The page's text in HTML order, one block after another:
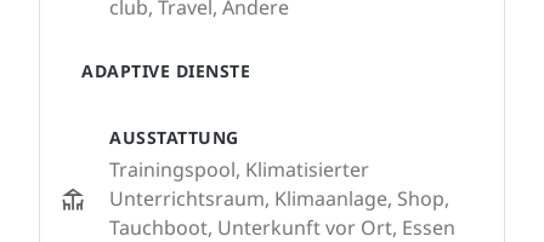
club, Travel, Andere
ADAPTIVE DIENSTE
AUSSTATTUNG
Trainingspool, Klimatisierter
Unterrichtsraum, Klimaanlage, Shop,
Tauchboot, Unterkunft vor Ort, Essen